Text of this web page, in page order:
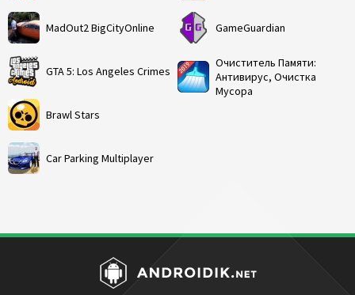
MadOut2 BigCityOnline
GTA 5: Los Angeles Crimes
Brawl Stars
Car Parking Multiplayer
GameGuardian
Очиститель Памяти:
Антивирус, Очистка
Мусора